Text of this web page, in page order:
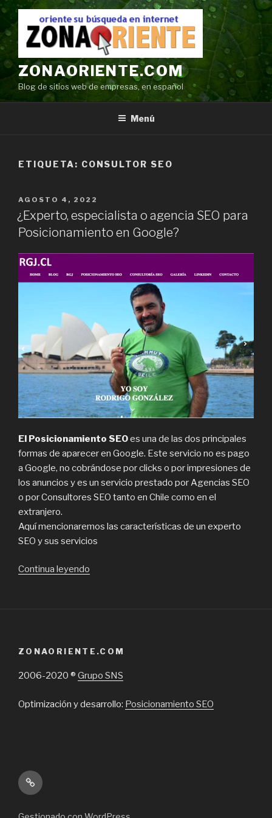
Ir
contenido
ZONAORIENTE.COM
Blog de sitios web de empresas, en español
Menú
ETIQUETA: CONSULTOR SEO
POSTED
ON
AGOSTO 4, 2022
¿Experto, especialista o agencia SEO para
Posicionamiento en Google?
El Posicionamiento SEOes una de las dos principales
formas de aparecer en Google. Este servicio no es pago
a Google, no cobrándose por clicks o por impresiones de
los anuncios y es un servicio prestado por Agencias SEO
o por Consultores SEO tanto en Chile como en el
extranjero.
Aquí mencionaremos las características de un experto
SEO y sus servicios
Continua leyendo
Posicionamiento
ZONAORIENTE.COM
2006-2020 ® Grupo SNS
Optimización y desarrollo: Posicionamiento SEO
Inicio